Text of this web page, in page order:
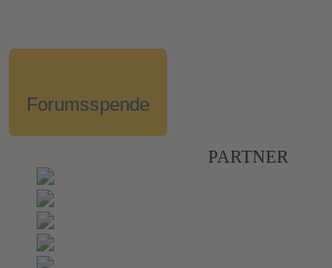
Forumsspende
PARTNER